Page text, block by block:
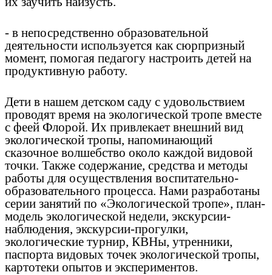
- в непосредственно образовательной
деятельности используется как сюрпризный
момент, помогая педагогу настроить детей на
продуктивную работу.
Дети в нашем детском саду с удовольствием
проводят время на экологической тропе вместе
с феей Флорой. Их привлекает внешний вид
экологической тропы, напоминающий
сказочное волшебство около каждой видовой
точки. Также содержание, средства и методы
работы для осуществления воспитательно-
образовательного процесса. Нами разработаны
серии занятий по «Экологической тропе», план-
модель экологической недели, экскурсии-
наблюдения, экскурсии-прогулки,
экологические турнир, КВНы, утренники,
паспорта видовых точек экологической тропы,
картотеки опытов и экспериментов.